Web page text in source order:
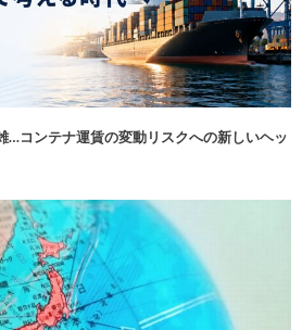
…コンテナ運賃の変動リスクへの新しいヘッ